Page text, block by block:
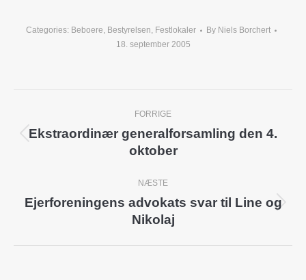
Categories: Beboere, Bestyrelsen, Festlokaler By Niels Borchert
18. september 2005
navigation
FORRIGE
Previous
Ekstraordinær generalforsamling den 4.
oktober
NÆSTE
Next
Ejerforeningens advokats svar til Line og
Nikolaj